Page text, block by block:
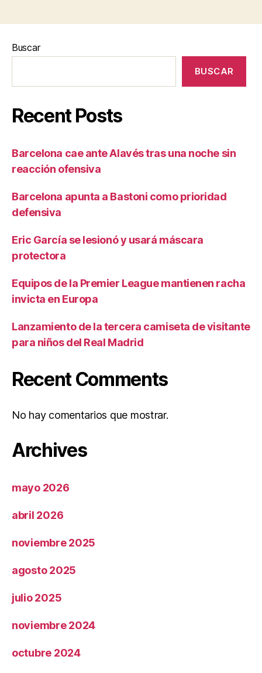
Buscar
BUSCAR
Recent Posts
Barcelona cae ante Alavés tras una noche sin
reacción ofensiva
Barcelona apunta a Bastoni como prioridad
defensiva
Eric García se lesionó y usará máscara
protectora
Equipos de la Premier League mantienen racha
invicta en Europa
Lanzamiento de la tercera camiseta de visitante
para niños del Real Madrid
Recent Comments
No hay comentarios que mostrar.
Archives
mayo 2026
abril 2026
noviembre 2025
agosto 2025
julio 2025
noviembre 2024
octubre 2024